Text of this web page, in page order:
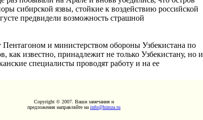
сибирской язвы, стойкие к воздействию российской
предвидели возможность страшной
и министерством обороны Узбекистана по
как известно, принадлежит не только Узбекистану, но и
специалисты проводят работу и на ее
Copyright © 2007. Ваши замечания и
предложения направляйте на info@himza.ru